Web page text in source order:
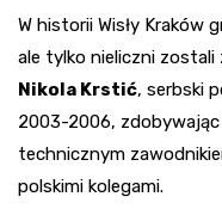
W historii Wisły Kraków
ale tylko nieliczni zostali
Nikola Krstić, serbski
2003-2006,
technicznym
polskimi kolegami.